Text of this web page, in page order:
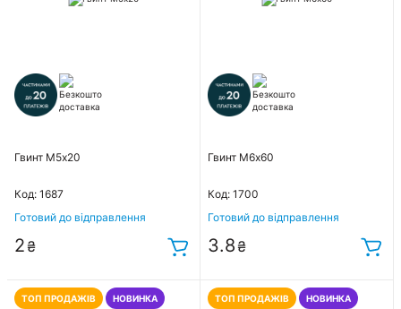
Гвинт М5х20
Код: 1687
Готовий до відправлення
2₴
Гвинт М6х60
Код: 1700
Готовий до відправлення
3.8₴
ТОП ПРОДАЖІВ НОВИНКА ТОП ПРОДАЖІВ НОВИНКА